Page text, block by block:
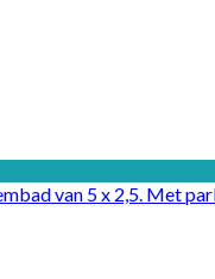
van 5 x 2,5. Met